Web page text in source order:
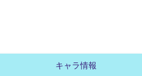
キャラ情報